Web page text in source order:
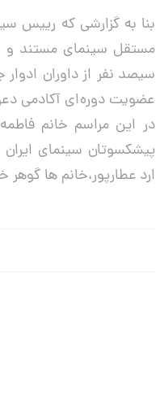
مستقل سینمای مستند و
سیصد نفر از داوران
عضویت دوره‌ای آکادمی
در این مراسم خانم
پیشکسوتان سینمای ایران
ارد عطارپور،خانم ها